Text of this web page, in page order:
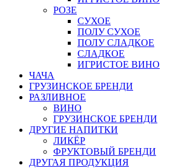
РОЗЕ
СУХОЕ
ПОЛУ СУХОЕ
ПОЛУ СЛАДКОЕ
СЛАДКОЕ
ИГРИСТОЕ ВИНО
ЧАЧА
ГРУЗИНСКОЕ БРЕНДИ
РАЗЛИВНОЕ
ВИНО
ГРУЗИНСКОЕ БРЕНДИ
ДРУГИЕ НАПИТКИ
ЛИКЁР
ФРУКТОВЫЙ БРЕНДИ
ДРУГАЯ ПРОДУКЦИЯ